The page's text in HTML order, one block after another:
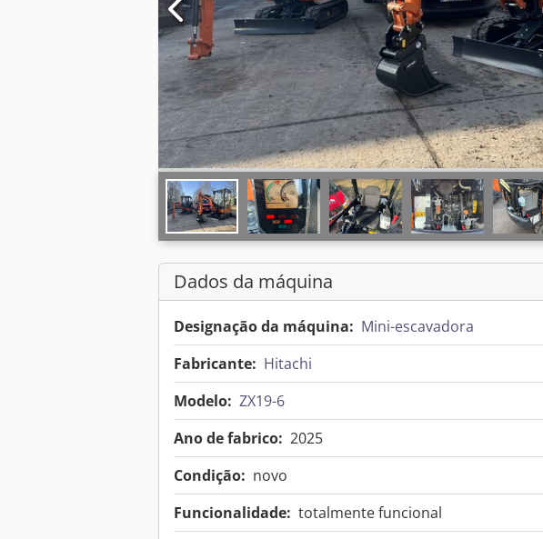
Dados da máquina
Designação da máquina: Mini-escavadora
Fabricante: Hitachi
Modelo: ZX19-6
Ano de fabrico: 2025
Condição: novo
Funcionalidade: totalmente funcional